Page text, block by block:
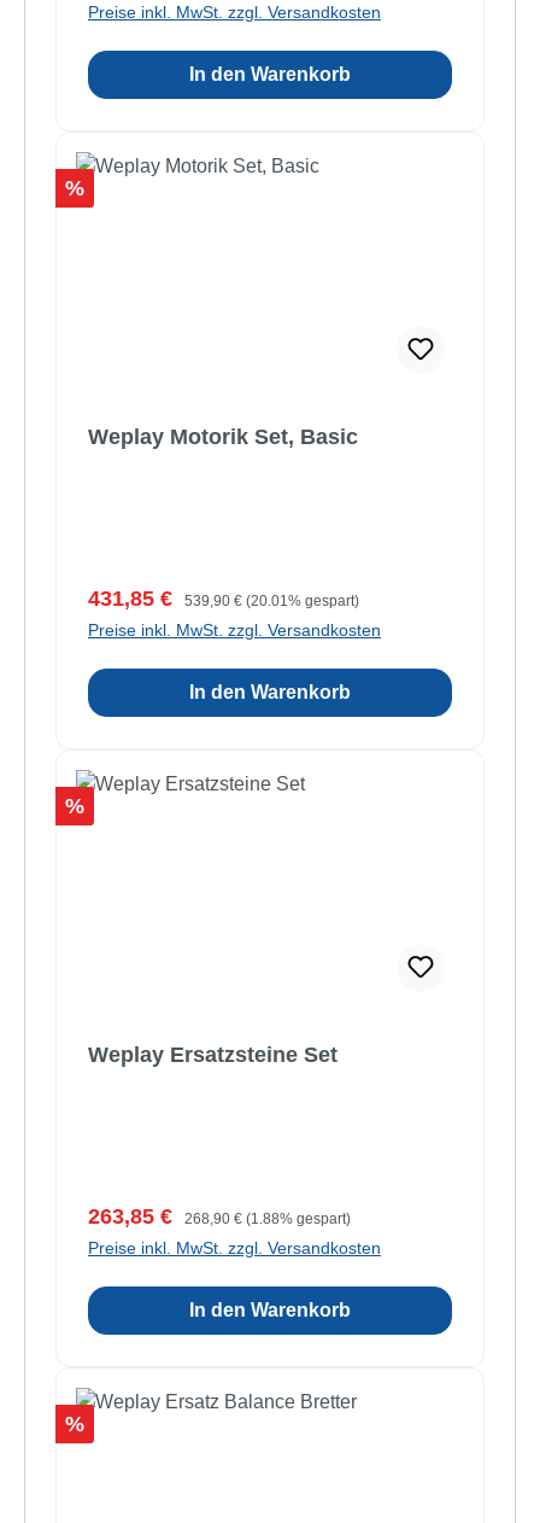
Preise inkl. MwSt. zzgl. Versandkosten
In den Warenkorb
Rabatt
%
Weplay Motorik Set, Basic
Verkaufspreis:
431,85 € Regulärer Preis:
539,90 € (20.01% gespart)
Preise inkl. MwSt. zzgl. Versandkosten
In den Warenkorb
Rabatt
%
Weplay Ersatzsteine Set
Verkaufspreis:
263,85 € Regulärer Preis:
268,90 € (1.88% gespart)
Preise inkl. MwSt. zzgl. Versandkosten
In den Warenkorb
Rabatt
%